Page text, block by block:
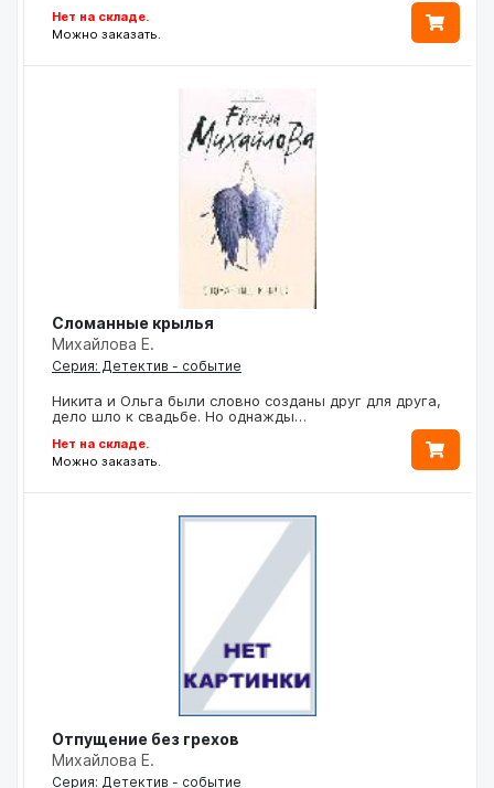
Нет на складе.
Можно заказать.
Сломанные крылья
Михайлова Е.
Серия: Детектив - событие
Никита и Ольга были словно созданы друг для друга,
дело шло к свадьбе. Но однажды…
Нет на складе.
Можно заказать.
Отпущение без грехов
Михайлова Е.
Серия: Детектив - событие